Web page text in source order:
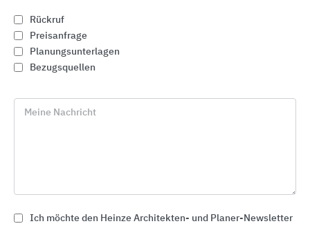
MOGAT-Dachsysteme und Bauwerksabdichtungen
MOGAT
Rückruf
Preisanfrage
Planungsunterlagen
Bezugsquellen
Meine Nachricht
Ich möchte den Heinze Architekten- und Planer-Newsletter